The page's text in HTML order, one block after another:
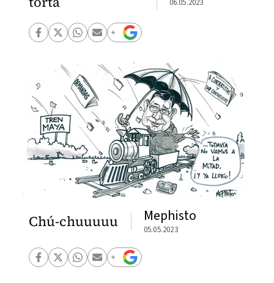
Chú-chuuuuu Mephisto
05.05.2023